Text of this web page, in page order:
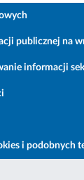
publicznej na
informacji
i podobnych